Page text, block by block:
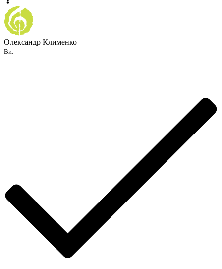
Олександр Клименко
Ви: